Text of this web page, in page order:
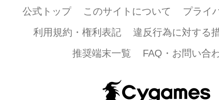
公式トップ このサイトについて
プライ
利用規約・権利表記
違反行為に対する
推奨端末一覧
FAQ・お問い合